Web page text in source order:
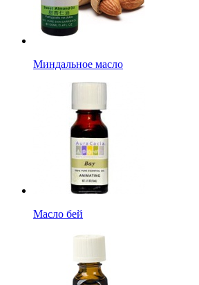
Миндальное масло
Масло бей